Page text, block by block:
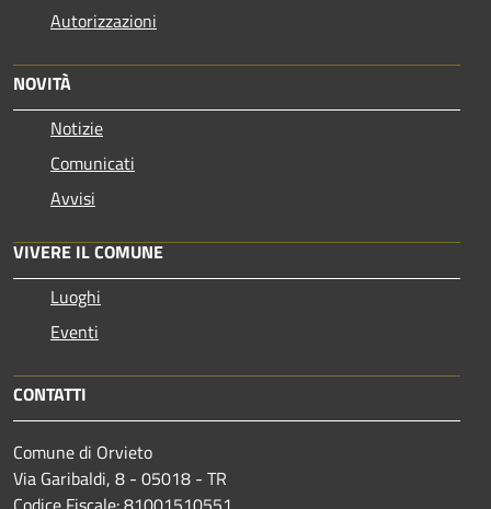
Autorizzazioni
NOVITÀ
Notizie
Comunicati
Avvisi
VIVERE IL COMUNE
Luoghi
Eventi
CONTATTI
Comune di Orvieto
Via Garibaldi, 8 - 05018 - TR